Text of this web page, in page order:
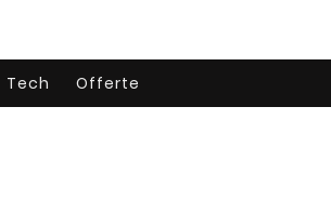
Tech Offerte